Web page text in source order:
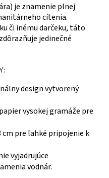
je znamenie plnej
cítenia.
či inému darčeku, táto
jedinečné
design vytvorený
vysokej gramáže pre
cm pre ľahké pripojenie k
vyjadrujúce
vodnár.